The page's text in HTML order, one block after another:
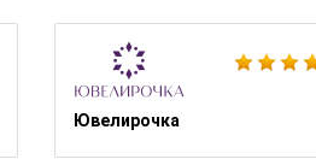
Ювелирочка